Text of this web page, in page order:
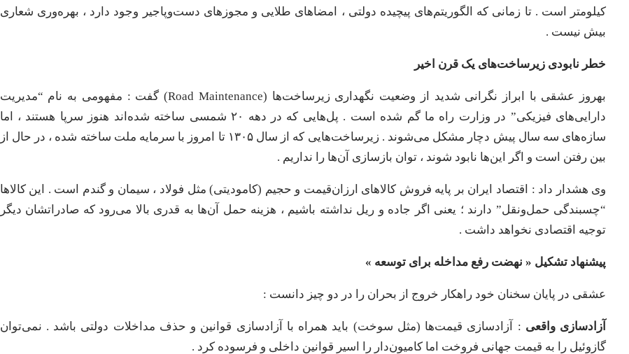
کیلومتر است . تا زمانی که الگوریتم‌های پیچیده دولتی ، امضاهای طلایی و مجوزهای دست‌وپاجیر وجود دارد ، بهره‌وری شعاری
بیش نیست .
​خطر نابودی زیرساخت‌های یک قرن اخیر
​بهروز عشقی با ابراز نگرانی شدید از وضعیت نگهداری زیرساخت‌ها (Road Maintenance) گفت : مفهومی به نام “مدیریت
دارایی‌های فیزیکی” در وزارت راه ما گم شده است . پل‌هایی که در دهه ۲۰ شمسی ساخته شده‌اند هنوز سرپا هستند ، اما
سازه‌های سه سال پیش دچار مشکل می‌شوند . زیرساخت‌هایی که از سال ۱۳۰۵ تا امروز با سرمایه ملت ساخته شده ، در حال از
بین رفتن است و اگر این‌ها نابود شوند ، توان بازسازی آن‌ها را نداریم .
​وی هشدار داد : اقتصاد ایران بر پایه فروش کالاهای ارزان‌قیمت و حجیم (کامودیتی) مثل فولاد ، سیمان و گندم است . این کالاها
“چسبندگی حمل‌ونقل” دارند ؛ یعنی اگر جاده و ریل نداشته باشیم ، هزینه حمل آن‌ها به قدری بالا می‌رود که صادراتشان دیگر
توجیه اقتصادی نخواهد داشت .
​پیشنهاد تشکیل « نهضت رفع مداخله برای توسعه »
​عشقی در پایان سخنان خود راهکار خروج از بحران را در دو چیز دانست :
​آزادسازی واقعی : آزادسازی قیمت‌ها (مثل سوخت) باید همراه با آزادسازی قوانین و حذف مداخلات دولتی باشد . نمی‌توان
گازوئیل را به قیمت جهانی فروخت اما کامیون‌دار را اسیر قوانین داخلی و فرسوده کرد .